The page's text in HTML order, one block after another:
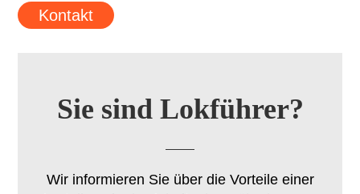
Kontakt
Sie sind Lokführer?
Wir informieren Sie über die Vorteile einer